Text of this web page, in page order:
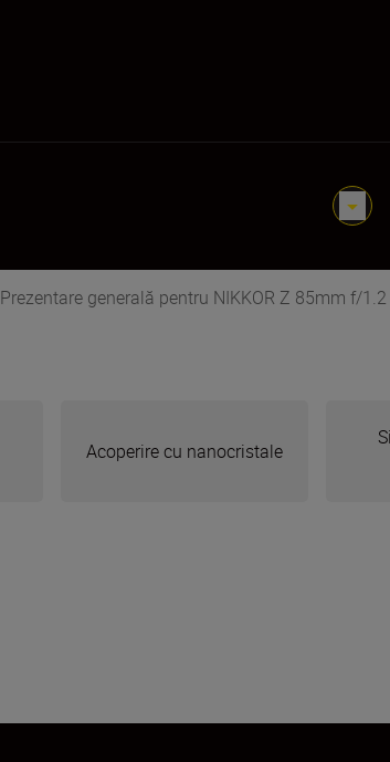
Prezentare generală pentru NIKKOR Z 85mm f/1.2
Acoperire cu nanocristale